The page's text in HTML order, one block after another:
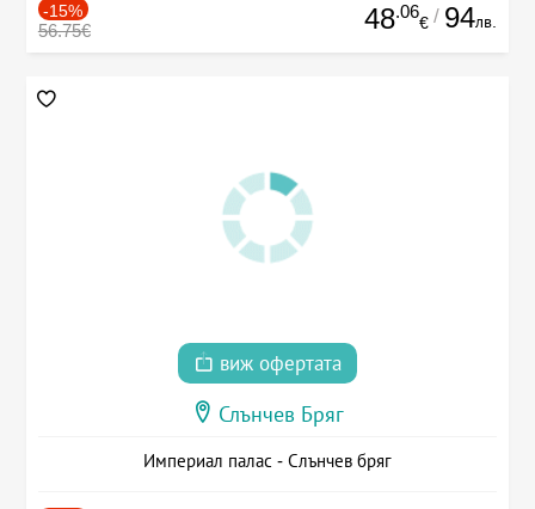
-15%
56.75€ 48.06
€ / 94лв.
виж офертата
Слънчев Бряг
Империал палас - Слънчев бряг